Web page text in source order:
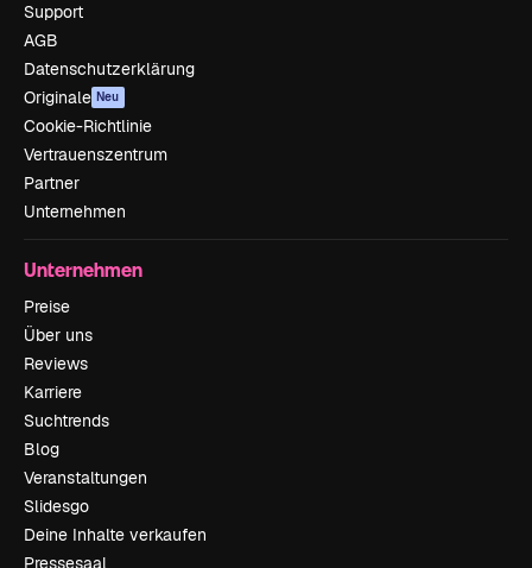
Support
AGB
Datenschutzerklärung
Originale Neu
Cookie-Richtlinie
Vertrauenszentrum
Partner
Unternehmen
Unternehmen
Preise
Über uns
Reviews
Karriere
Suchtrends
Blog
Veranstaltungen
Slidesgo
Deine Inhalte verkaufen
Pressesaal